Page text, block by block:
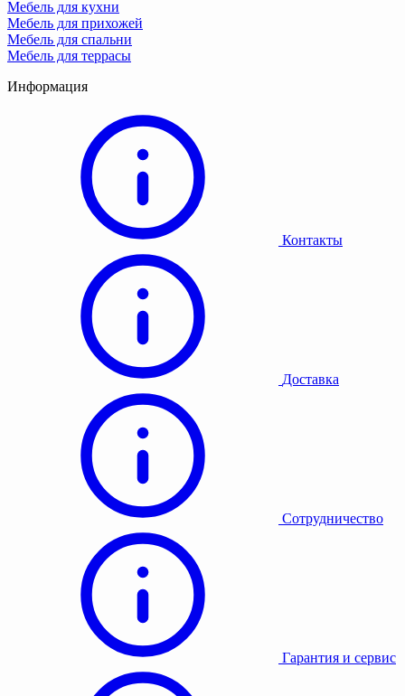
Мебель для кухни
Мебель для прихожей
Мебель для спальни
Мебель для террасы
Информация
Контакты
Доставка
Сотрудничество
Гарантия и сервис